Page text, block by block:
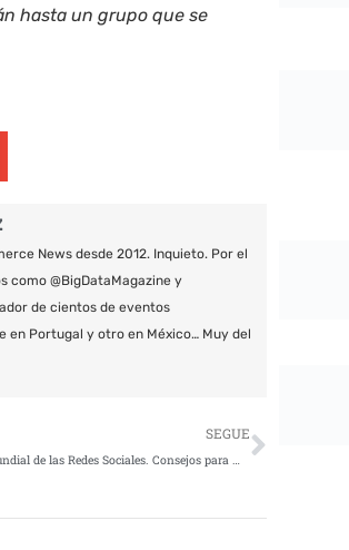
hasta un grupo que se
News desde 2012. Inquieto. Por el
como @BigDataMagazine y
de cientos de eventos
en Portugal y otro en México… Muy del
SEGUE
Día Mundial de las Redes Sociales. Consejos para mejorar la privacidad y seguridad￼